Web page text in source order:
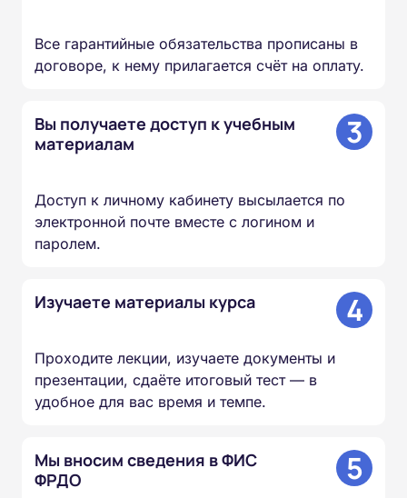
Все гарантийные обязательства прописаны в
договоре, к нему прилагается счёт на оплату.
Вы получаете доступ к учебным
материалам
3
Доступ к личному кабинету высылается по
электронной почте вместе с логином и
паролем.
Изучаете материалы курса 4
Проходите лекции, изучаете документы и
презентации, сдаёте итоговый тест — в
удобное для вас время и темпе.
Мы вносим сведения в ФИС
ФРДО
5